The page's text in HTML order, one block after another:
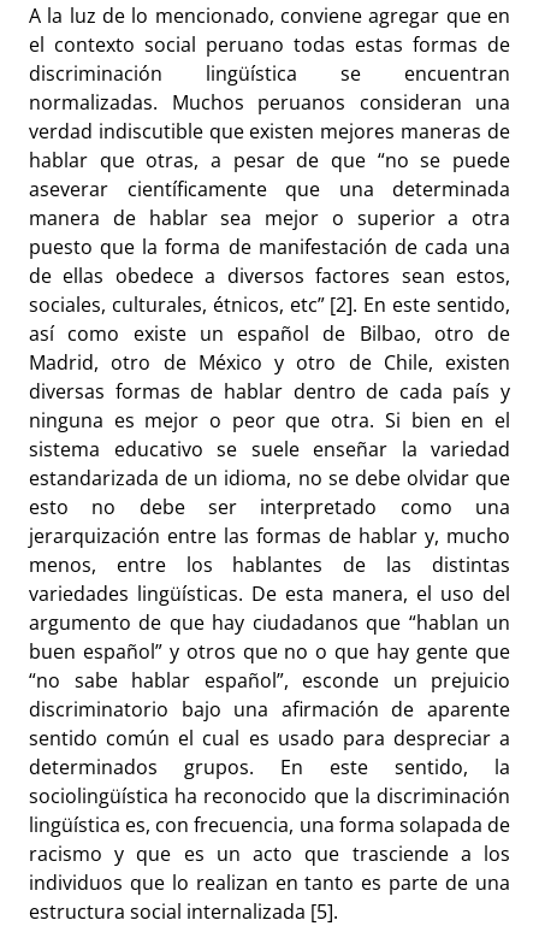
A la luz de lo mencionado, conviene agregar que en
el contexto social peruano todas estas formas de
discriminación lingüística se encuentran
normalizadas. Muchos peruanos consideran una
verdad indiscutible que existen mejores maneras de
hablar que otras, a pesar de que “no se puede
aseverar científicamente que una determinada
manera de hablar sea mejor o superior a otra
puesto que la forma de manifestación de cada una
de ellas obedece a diversos factores sean estos,
sociales, culturales, étnicos, etc” [2]. En este sentido,
así como existe un español de Bilbao, otro de
Madrid, otro de México y otro de Chile, existen
diversas formas de hablar dentro de cada país y
ninguna es mejor o peor que otra. Si bien en el
sistema educativo se suele enseñar la variedad
estandarizada de un idioma, no se debe olvidar que
esto no debe ser interpretado como una
jerarquización entre las formas de hablar y, mucho
menos, entre los hablantes de las distintas
variedades lingüísticas. De esta manera, el uso del
argumento de que hay ciudadanos que “hablan un
buen español” y otros que no o que hay gente que
“no sabe hablar español”, esconde un prejuicio
discriminatorio bajo una afirmación de aparente
sentido común el cual es usado para despreciar a
determinados grupos. En este sentido, la
sociolingüística ha reconocido que la discriminación
lingüística es, con frecuencia, una forma solapada de
racismo y que es un acto que trasciende a los
individuos que lo realizan en tanto es parte de una
estructura social internalizada [5].